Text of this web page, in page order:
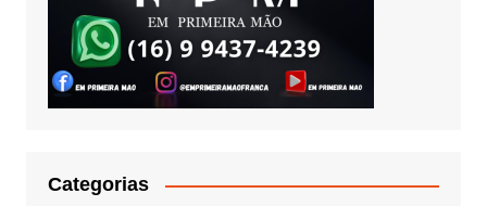
Categorias